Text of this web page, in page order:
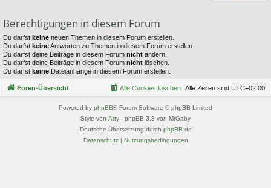
Berechtigungen in diesem Forum
Du darfst keine neuen Themen in diesem Forum erstellen.
Du darfst keineAntworten zu Themen in diesem Forum erstellen.
Du darfst deine Beiträge in diesem Forum nicht ändern.
Du darfst deine Beiträge in diesem Forum nicht löschen.
Du darfst keine Dateianhänge in diesem Forum erstellen.
Foren-Übersicht Alle Zeiten sind UTC+02:00
Alle Cookies löschen
Powered by phpBB® Forum Software © phpBB Limited
Style von Arty - phpBB 3.3 von MrGaby
Deutsche Übersetzung durch phpBB.de
Datenschutz| Nutzungsbedingungen